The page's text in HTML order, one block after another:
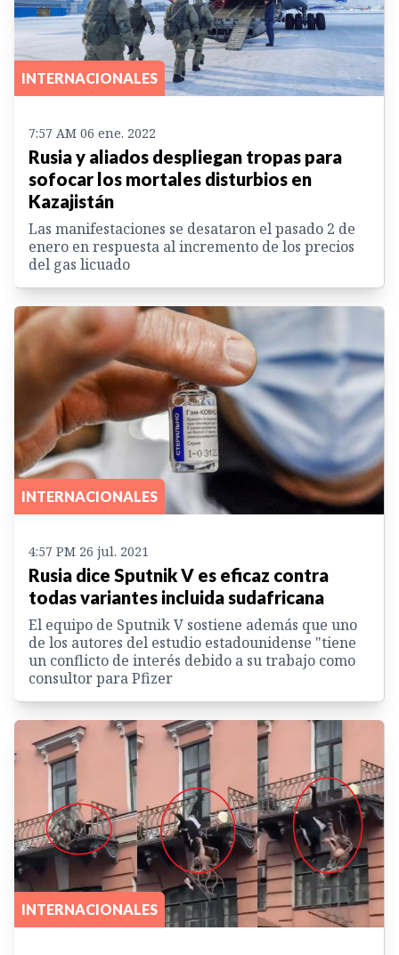
INTERNACIONALES
7:57 AM 06 ene. 2022
Rusia y aliados despliegan tropas para
sofocar los mortales disturbios en
Kazajistán
Las manifestaciones se desataron el pasado 2 de
enero en respuesta al incremento de los precios
del gas licuado
INTERNACIONALES
4:57 PM 26 jul. 2021
Rusia dice Sputnik V es eficaz contra
todas variantes incluida sudafricana
El equipo de Sputnik V sostiene además que uno
de los autores del estudio estadounidense "tiene
un conflicto de interés debido a su trabajo como
consultor para Pfizer
INTERNACIONALES